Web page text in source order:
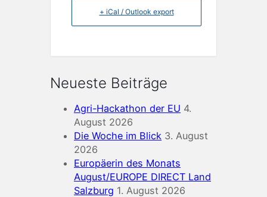
+ iCal / Outlook export
Neueste Beiträge
Agri-Hackathon der EU 4.
August 2026
Die Woche im Blick 3. August
2026
Europäerin des Monats
August/EUROPE DIRECT Land
Salzburg 1. August 2026